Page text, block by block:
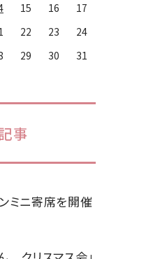
15 16
17
22 23
24
29 30 31
事
ミニ寄席を開催